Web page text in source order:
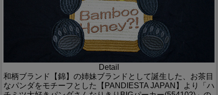
Detail
和柄ブランド【錦】の姉妹ブランドとして誕生した、お茶目
なパンダをモチーフとした【PANDIESTA JAPAN】より「ハ